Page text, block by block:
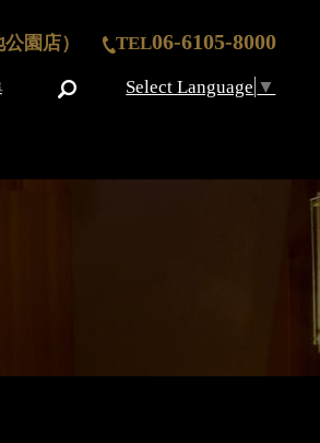
園店） TEL06-6105-8000
Select Language ▼